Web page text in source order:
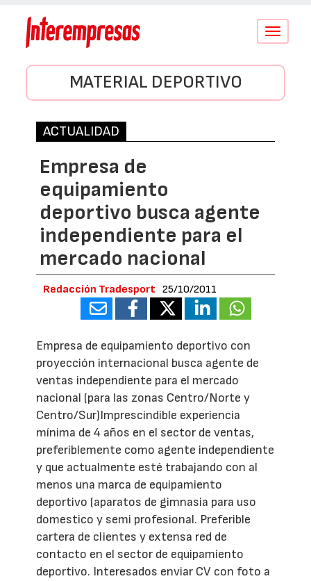
Conmutar
MATERIAL DEPORTIVO
ACTUALIDAD
Empresa de
equipamiento
deportivo busca agente
independiente para el
mercado nacional
Redacción Tradesport 25/10/2011
Empresa de equipamiento deportivo con
proyección internacional busca agente de
ventas independiente para el mercado
nacional (para las zonas Centro/Norte y
Centro/Sur)Imprescindible experiencia
mínima de 4 años en el sector de ventas,
preferiblemente como agente independiente
y que actualmente esté trabajando con al
menos una marca de equipamiento
deportivo (aparatos de gimnasia para uso
domestico y semi profesional. Preferible
cartera de clientes y extensa red de
contacto en el sector de equipamiento
deportivo. Interesados enviar CV con foto a